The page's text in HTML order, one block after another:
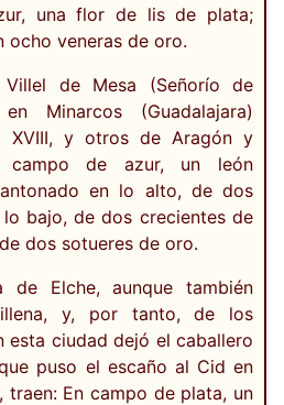
una flor de lis de plata;
ocho veneras de oro.
de Mesa (Señorío de
Minarcos (Guadalajara)
XVIII, y otros de Aragón y
campo de azur, un león
en lo alto, de dos
bajo, de dos crecientes de
dos sotueres de oro.
Elche, aunque también
y, por tanto, de los
esta ciudad dejó el caballero
puso el escaño al Cid en
traen: En campo de plata, un